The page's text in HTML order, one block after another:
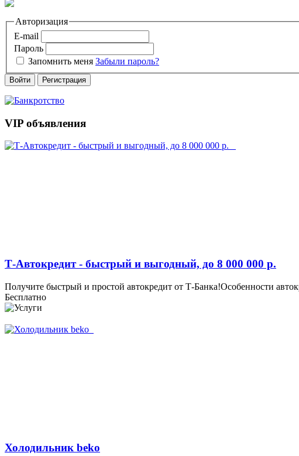
Авторизация
E-mail
Пароль
Запомнить меня Забыли пароль?
Войти Регистрация
VIP объявления
Т-Автокредит - быстрый и выгодный, до 8 000 000 р.
Получите быстрый и простой автокредит от Т-Банка!Особенности
Бесплатно
Холодильник beko